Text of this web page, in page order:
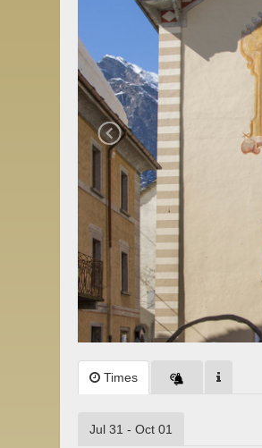
Times
Jul 31 - Oct 01